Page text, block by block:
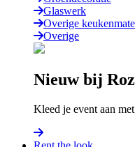
Glaswerk
Overige
Overige
Nieuw bij
Kleed je event aan